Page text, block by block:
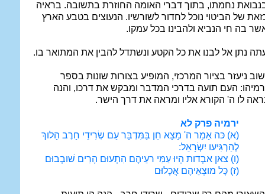
נחמתו, בתוך דברי האומה החוזרת בתשובה. בראיה
של הביטוי נוכל לחדור לשורשיו. הנעוצים בטבע הארץ
בה חי הנביא ולהבינו בכל עמקו.
נתן אל לבנו את כל הקטע ונשתדל להבין את המתואר בו.
ניעזר בציור המרכזי, המופיע בצורות שונות בספר
העם תועה בדרכי המדבר ומבקש את דרכו, והנה
לו ה' הקורא אליו ומראה את דרך הישר.
ירמיה פרק לא
(א) כּה אָמַר ה' מָצָא חֵן בַּמִּדְבָּר עַם שְׂרִידֵי חָרֶב הָלוךְ
לְהַרְגִּיעו יִשְׂרָאֵל:
(ו) צאן אבְדות הָיוּ עַמִּי רעֵיהֶם הִתְעוּם הָרִים שׁובְבוּם
(ז) כָּל מוצְאֵיהֶם אֲכָלוּם